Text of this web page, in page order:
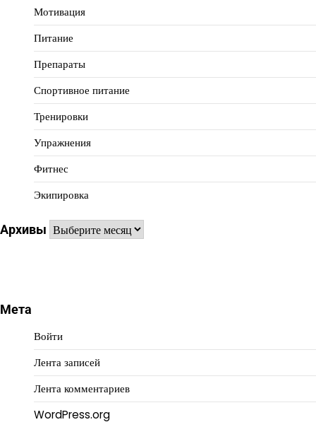
Мотивация
Питание
Препараты
Спортивное питание
Тренировки
Упражнения
Фитнес
Экипировка
Архивы Архивы
Мета
Войти
Лента записей
Лента комментариев
WordPress.org